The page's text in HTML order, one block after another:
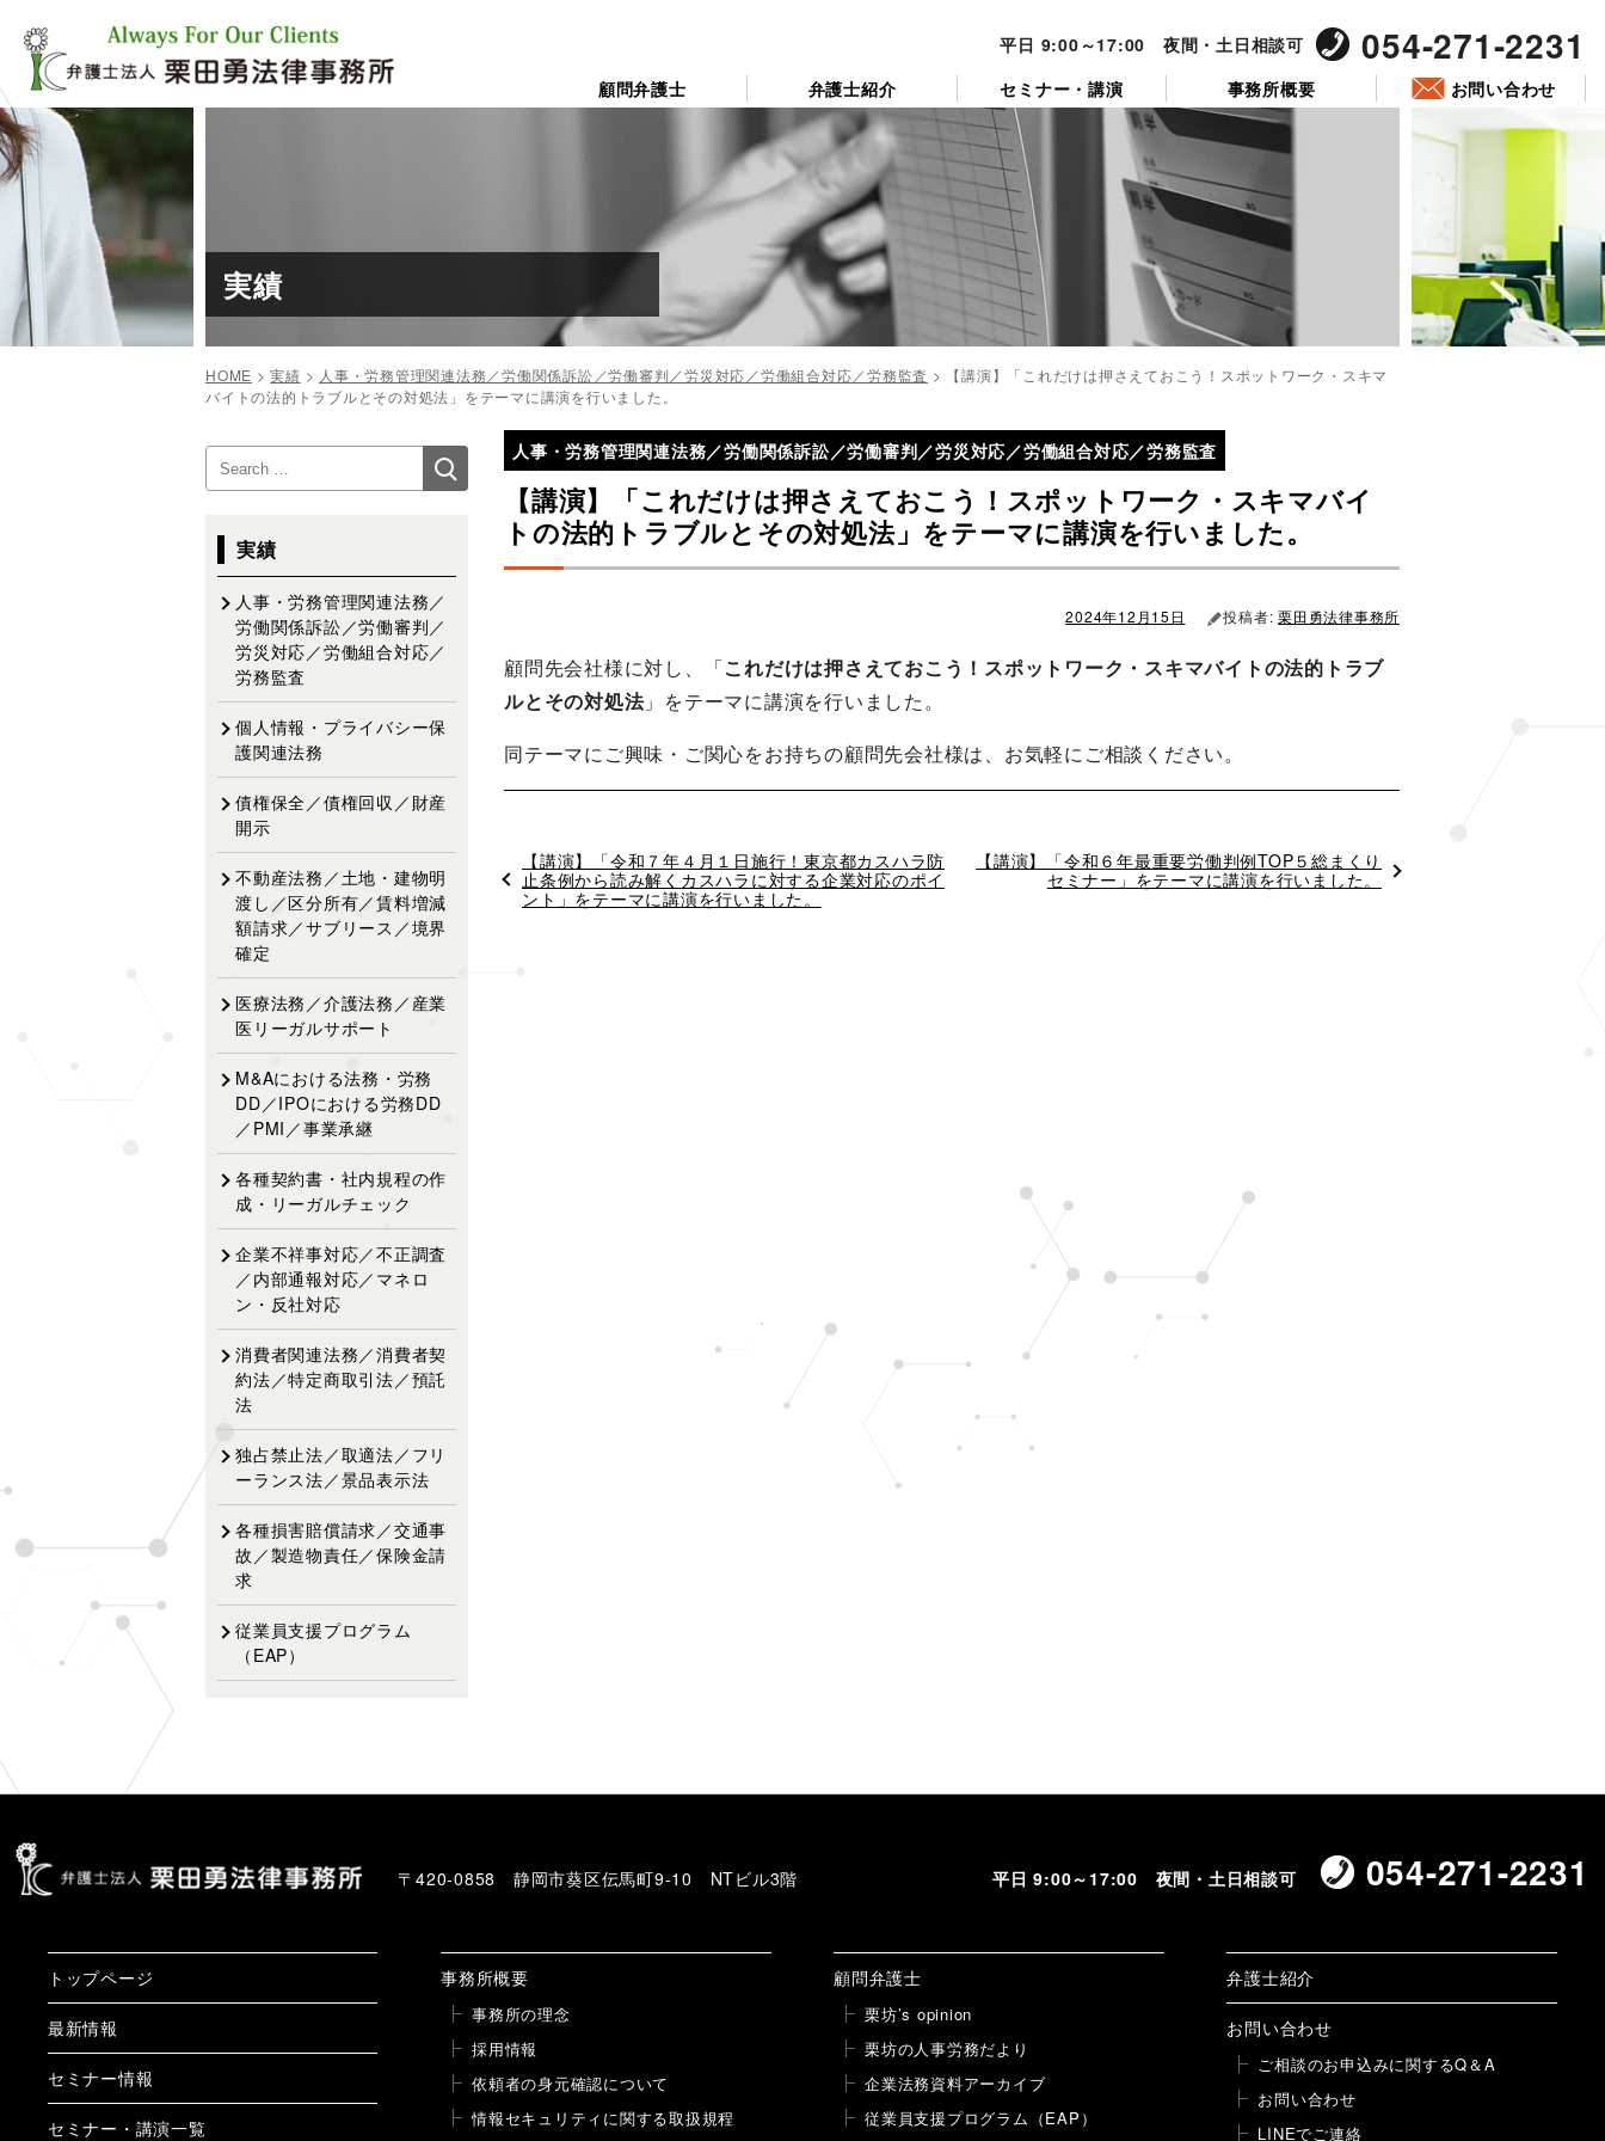
ン
ツ
へ
ス
平日 9:00～17:00 夜間・土日相談可 054-271-2231
顧問弁護士 弁護士紹介 セミナー・講演 事務所概要 お問い合わせ
実績
HOME >実績 > 人事・労務管理関連法務／労働関係訴訟／労働審判／労災対応／労働組合対応／労務監査 >
【講演】「これだけは押さえておこう！スポットワーク・スキマ
バイトの法的トラブルとその対処法」をテーマに講演を行いました。
人事・労務管理関連法務／労働関係訴訟／労働審判／労災対応／労働組合対応／労務監査
【講演】「これだけは押さえておこう！スポットワーク・スキマバイ
トの法的トラブルとその対処法」をテーマに講演を行いました。
日:
2024年12月15日 投稿者: 栗田勇法律事務所
顧問先会社様に対し、「これだけは押さえておこう！スポットワーク・スキマバイトの法的トラブ
ルとその対処法」をテーマに講演を行いました。
同テーマにご興味・ご関心をお持ちの顧問先会社様は、お気軽にご相談ください。
投
稿
ナ
ビ
ゲ
ョ
ン
過
去
の
【講演】「令和７年４月１日施行！東京都カスハラ防
止条例から読み解くカスハラに対する企業対応のポイ
ント」をテーマに講演を行いました。
次【講演】「令和６年最重要労働判例TOP５総まくり
セミナー」をテーマに講演を行いました。
検
索:
検
索
実績
人事・労務管理関連法務／
労働関係訴訟／労働審判／
労災対応／労働組合対応／
労務監査
個人情報・プライバシー保
護関連法務
債権保全／債権回収／財産
開示
不動産法務／土地・建物明
渡し／区分所有／賃料増減
額請求／サブリース／境界
確定
医療法務／介護法務／産業
医リーガルサポート
M&Aにおける法務・労務
DD／IPOにおける労務DD
／PMI／事業承継
各種契約書・社内規程の作
成・リーガルチェック
企業不祥事対応／不正調査
／内部通報対応／マネロ
ン・反社対応
消費者関連法務／消費者契
約法／特定商取引法／預託
法
独占禁止法／取適法／フリ
ーランス法／景品表示法
各種損害賠償請求／交通事
故／製造物責任／保険金請
求
従業員支援プログラム
（EAP）
〒420-0858 静岡市葵区伝馬町9-10 NTビル3階 平日 9:00～17:00 夜間・土日相談可 054-271-2231
トップページ
最新情報
セミナー情報
セミナー・講演一覧
事務所概要
事務所の理念
採用情報
依頼者の身元確認について
情報セキュリティに関する取扱規程
顧問弁護士
栗坊’s opinion
栗坊の人事労務だより
企業法務資料アーカイブ
従業員支援プログラム（EAP）
弁護士紹介
お問い合わせ
ご相談のお申込みに関するQ＆A
お問い合わせ
LINEでご連絡